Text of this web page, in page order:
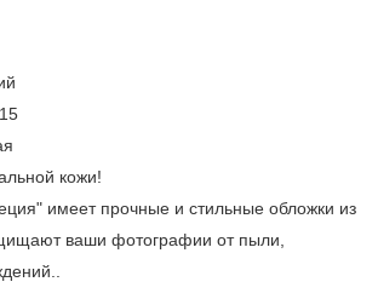
кожи!
имеет прочные и стильные обложки из
ваши фотографии от пыли,